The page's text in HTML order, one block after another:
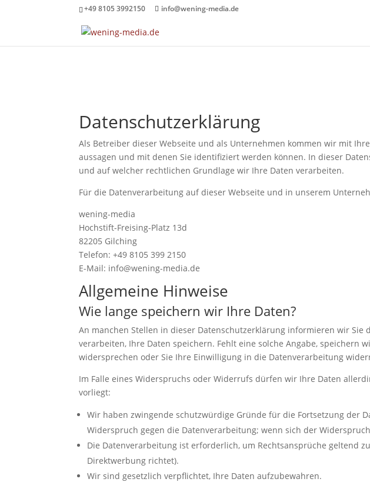
+49 8105 3992150 info@wening-media.de
Datenschutzerklärung
Als Betreiber dieser Webseite und als Unternehmen kommen wir mit
aussagen und mit denen Sie identifiziert werden können. In dieser
und auf welcher rechtlichen Grundlage wir Ihre Daten verarbeiten.
Für die Datenverarbeitung auf dieser Webseite und in unserem
wening-media
Hochstift-Freising-Platz 13d
82205 Gilching
Telefon: +49 8105 399 2150
E-Mail: info@wening-media.de
Allgemeine Hinweise
Wie lange speichern wir Ihre Daten?
An manchen Stellen in dieser Datenschutzerklärung informieren wir
verarbeiten, Ihre Daten speichern. Fehlt eine solche Angabe, speichern
widersprechen oder Sie Ihre Einwilligung in die Datenverarbeitung
Im Falle eines Widerspruchs oder Widerrufs dürfen wir Ihre Daten
vorliegt:
Wir haben zwingende schutzwürdige Gründe für die Fortsetzung der
Widerspruch gegen die Datenverarbeitung; wenn sich der
Die Datenverarbeitung ist erforderlich, um Rechtsansprüche geltend
Direktwerbung richtet).
Wir sind gesetzlich verpflichtet, Ihre Daten aufzubewahren.